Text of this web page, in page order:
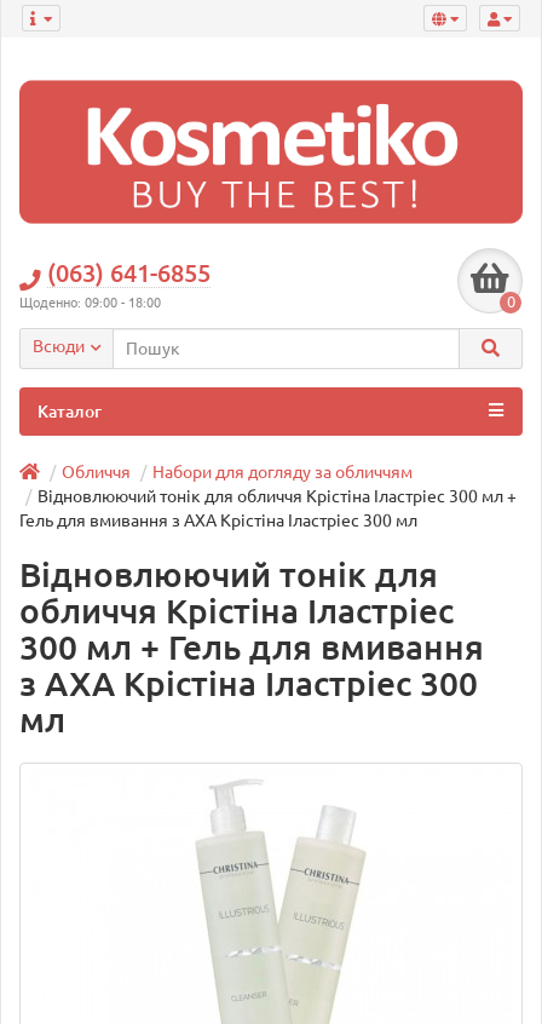
(063) 641-6855
Щоденно: 09:00 - 18:00 0
Всюди
Каталог
Обличчя
Набори для догляду за обличчям
Відновлюючий тонік для обличчя Крістіна Іластріес 300 мл +
Гель для вмивання з АХА Крістіна Іластріес 300 мл
Відновлюючий тонік для
обличчя Крістіна Іластріес
300 мл + Гель для вмивання
з АХА Крістіна Іластріес 300
мл